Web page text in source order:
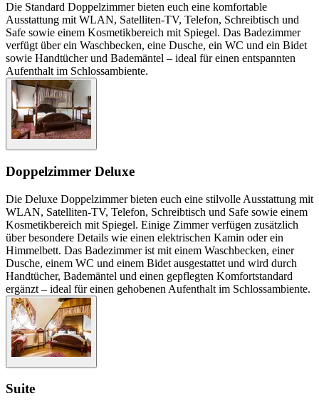
Die Standard Doppelzimmer bieten euch eine komfortable
Ausstattung mit WLAN, Satelliten-TV, Telefon, Schreibtisch und
Safe sowie einem Kosmetikbereich mit Spiegel. Das Badezimmer
verfügt über ein Waschbecken, eine Dusche, ein WC und ein Bidet
sowie Handtücher und Bademäntel – ideal für einen entspannten
Aufenthalt im Schlossambiente.
Doppelzimmer Deluxe
Die Deluxe Doppelzimmer bieten euch eine stilvolle Ausstattung mit
WLAN, Satelliten-TV, Telefon, Schreibtisch und Safe sowie einem
Kosmetikbereich mit Spiegel. Einige Zimmer verfügen zusätzlich
über besondere Details wie einen elektrischen Kamin oder ein
Himmelbett. Das Badezimmer ist mit einem Waschbecken, einer
Dusche, einem WC und einem Bidet ausgestattet und wird durch
Handtücher, Bademäntel und einen gepflegten Komfortstandard
ergänzt – ideal für einen gehobenen Aufenthalt im Schlossambiente.
Suite